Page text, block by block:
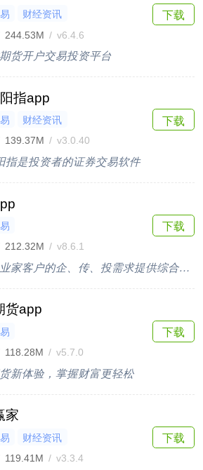
财经资讯
244.53M / v6.4.6
货开户交易投资平台
下载
指app
财经资讯
139.37M / v3.0.40
指是投资者的证券交易软件
下载
212.32M / v8.6.1
围绕企业家客户的企、传、投需求提供综合咨询服务解决方案
下载
货app
118.28M / v5.7.0
新体验，掌握财富更轻松
下载
家
财经资讯
119.41M / v3.3.4
下载